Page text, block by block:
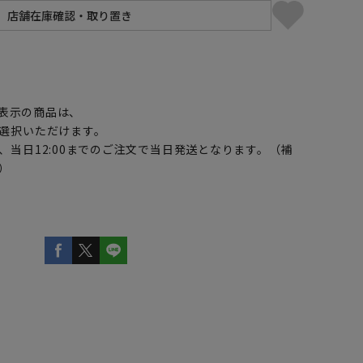
示の商品は、
択いただけます。
当日12:00までのご注文で当日発送となります。（補